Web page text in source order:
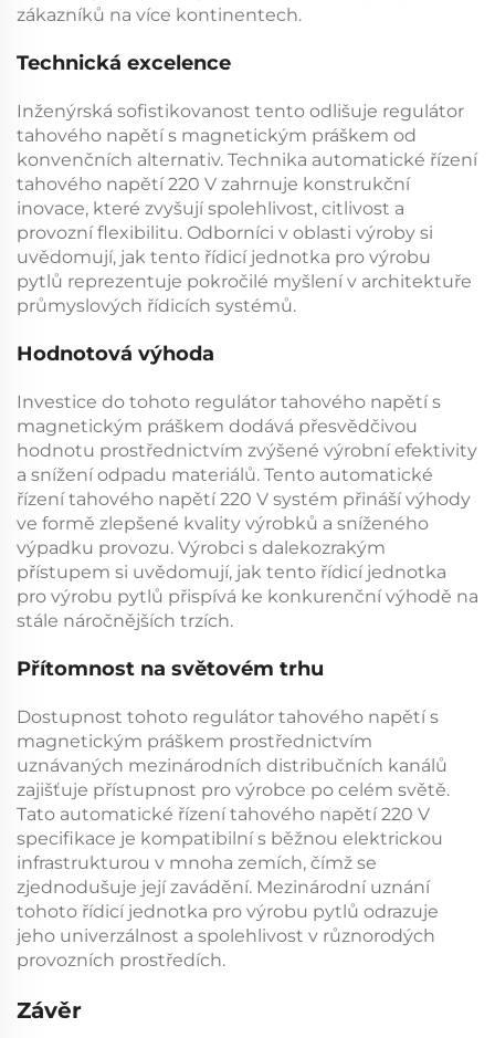
zákazníků na více kontinentech.
Technická excelence
Inženýrská sofistikovanost tento odlišuje regulátor
tahového napětí s magnetickým práškem od
konvenčních alternativ. Technika automatické řízení
tahového napětí 220 V zahrnuje konstrukční
inovace, které zvyšují spolehlivost, citlivost a
provozní flexibilitu. Odborníci v oblasti výroby si
uvědomují, jak tento řídicí jednotka pro výrobu
pytlů reprezentuje pokročilé myšlení v architektuře
průmyslových řídicích systémů.
Hodnotová výhoda
Investice do tohoto regulátor tahového napětí s
magnetickým práškem dodává přesvědčivou
hodnotu prostřednictvím zvýšené výrobní efektivity
a snížení odpadu materiálů. Tento automatické
řízení tahového napětí 220 V systém přináší výhody
ve formě zlepšené kvality výrobků a sníženého
výpadku provozu. Výrobci s dalekozrakým
přístupem si uvědomují, jak tento řídicí jednotka
pro výrobu pytlů přispívá ke konkurenční výhodě na
stále náročnějších trzích.
Přítomnost na světovém trhu
Dostupnost tohoto regulátor tahového napětí s
magnetickým práškem prostřednictvím
uznávaných mezinárodních distribučních kanálů
zajišťuje přístupnost pro výrobce po celém světě.
Tato automatické řízení tahového napětí 220 V
specifikace je kompatibilní s běžnou elektrickou
infrastrukturou v mnoha zemích, čímž se
zjednodušuje její zavádění. Mezinárodní uznání
tohoto řídicí jednotka pro výrobu pytlů odrazuje
jeho univerzálnost a spolehlivost v různorodých
provozních prostředích.
Závěr